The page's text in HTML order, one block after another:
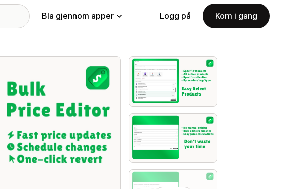
Bla gjennom apper Logg på Kom i gang